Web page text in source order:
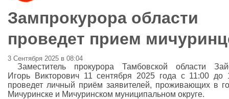
Зампрокурора области
проведет прием
3 Сентября 2025 в 08:04
Заместитель прокурора Тамбовской области
Игорь Викторович 11 сентября 2025 года с 11:00 до
проведет личный приём заявителей, проживающих в
Мичуринске и Мичуринском муниципальном округе.